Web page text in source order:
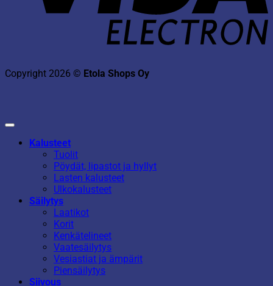
Copyright 2026 © Etola Shops Oy
Kalusteet
Tuolit
Pöydät, lipastot ja hyllyt
Lasten kalusteet
Ulkokalusteet
Säilytys
Laatikot
Korit
Kenkätelineet
Vaatesäilytys
Vesiastiat ja ämpärit
Piensäilytys
Siivous